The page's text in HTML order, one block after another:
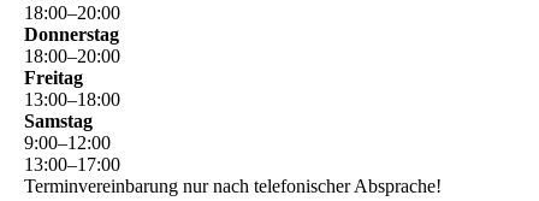
18:00–20:00
Donnerstag
18:00–20:00
Freitag
13:00–18:00
Samstag
9:00–12:00
13:00–17:00
Terminvereinbarung nur nach telefonischer Absprache!